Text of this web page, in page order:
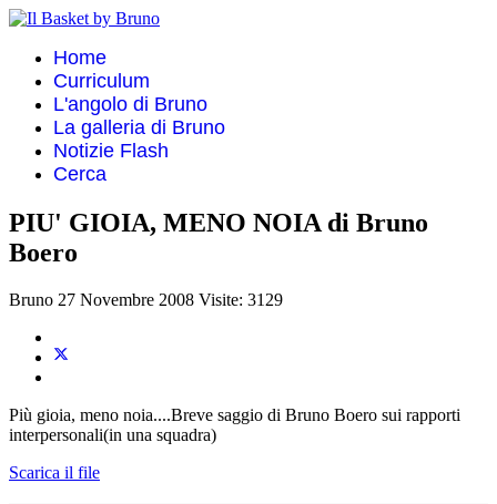
Home
Curriculum
L'angolo di Bruno
La galleria di Bruno
Notizie Flash
Cerca
PIU' GIOIA, MENO NOIA di Bruno
Boero
Bruno 27 Novembre 2008 Visite: 3129
Più gioia, meno noia....Breve saggio di Bruno Boero sui rapporti
interpersonali(in una squadra)
Scarica il file